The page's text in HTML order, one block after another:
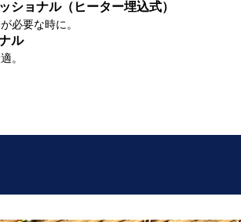
ショナル（ヒーター埋込式）
必要な時に。
ル
。